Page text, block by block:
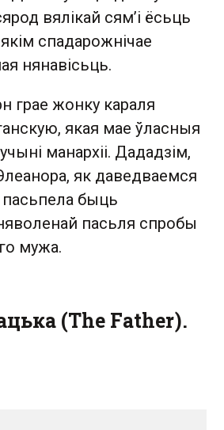
вялікай сям’і ёсьць
спадарожнічае
нянавісьць.
грае жонку караля
якая мае ўласныя
манархіі. Дададзім,
як даведваемся
пасьпела быць
пасьля спробы
мужа.
(The Father).